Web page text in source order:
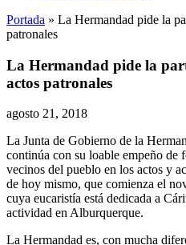
Portada » La Hermandad pide la
patronales
La Hermandad pide la
actos patronales
agosto 21, 2018
La Junta de Gobierno de la
continúa con su loable empeño de
vecinos del pueblo en los actos y
de hoy mismo, que comienza el
cuya eucaristía está dedicada a
actividad en Alburquerque.
La Hermandad es, con mucha